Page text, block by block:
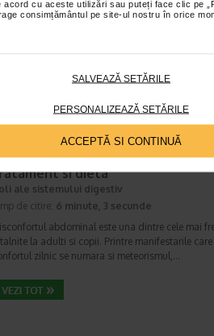
cu aceste utilizări sau puteți face clic pe
consimțământul pe site-ul nostru în orice
SALVEAZĂ SETĂRILE
PERSONALIZEAZĂ SETĂRILE
ACCEPTĂ SI CONTINUĂ
ale sistemului digestiv
chiar si atunci cand nu au consumat o
despre meteorism: cauze,
si dieta
ale sistemului digestiv
de citire: 6 minute, 3 secunde
abdominal este una dintre cele mai
la adulti si copii. Printre manifestarile
zilnic se numara si meteorismul,…